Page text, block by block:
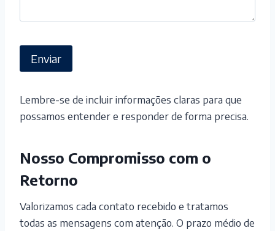
A
l
r
n
Lembre-se de incluir informações claras para que
possamos entender e responder de forma precisa.
Nosso Compromisso com o
Retorno
Valorizamos cada contato recebido e tratamos
todas as mensagens com atenção. O prazo médio de